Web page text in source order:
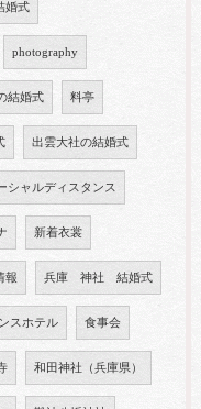
婚式
photography
結婚式 料亭
出雲大社の結婚式
シャルディスタンス
新着衣裳
報 兵庫 神社 結婚式
スホテル 食事会
和田神社（兵庫県）